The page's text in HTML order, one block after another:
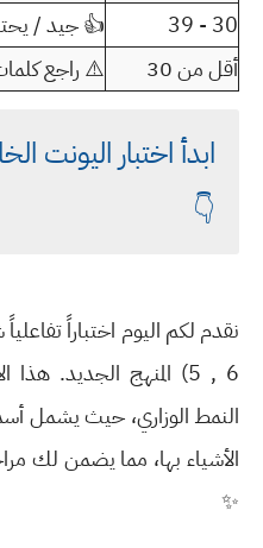
30 - 39
👍 جيد /
أقل من 30
⚠️ راجع
ابدأ اختبار اليونت
👇
5 , 6) المنهج الجديد.
النمط الوزاري، حيث يشمل
الأشياء بها، مما يضمن لك
✨